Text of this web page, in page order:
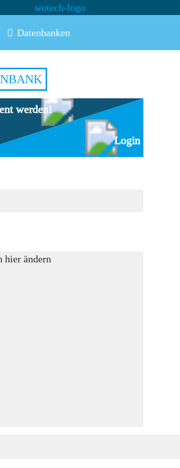
Datenbanken
werden!
Login
hier ändern